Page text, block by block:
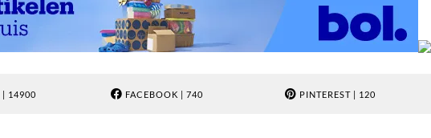
| 14900 FACEBOOK | 740 PINTEREST| 120